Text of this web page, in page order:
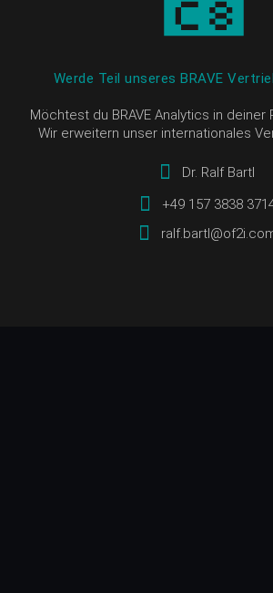
Werde Teil unseres BRAVE
Möchtest du BRAVE Analytics in deiner
Wir erweitern unser internationales
Dr. Ralf Bartl
+49 157 3838